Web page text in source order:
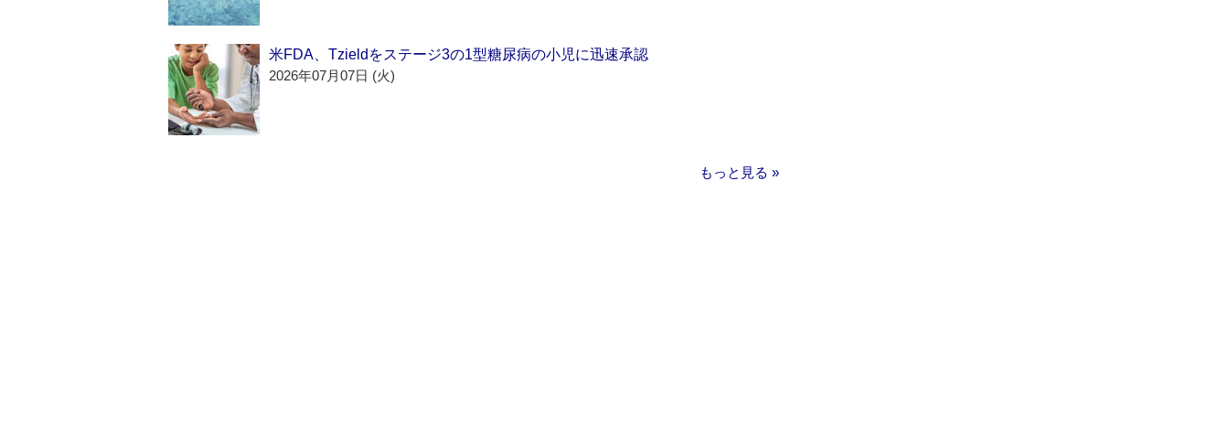
米FDA、Tzieldをステージ3の1型糖尿病の小児に迅速承認
2026年07月07日 (火)
もっと見る »